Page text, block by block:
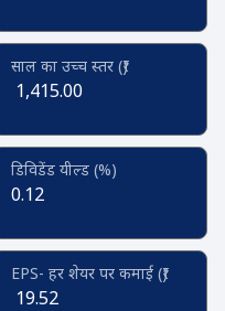
साल का उच्च स्तर (₹)
1,415.00
डिविडेंड यील्ड (%)
0.12
EPS- हर शेयर पर कमाई (₹)
19.52